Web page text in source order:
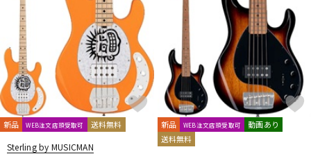
新品 WEB注文店頭受取可 送料無料
Sterling by MUSICMAN
新品 WEB注文店頭受取可
動画あり
送料無料